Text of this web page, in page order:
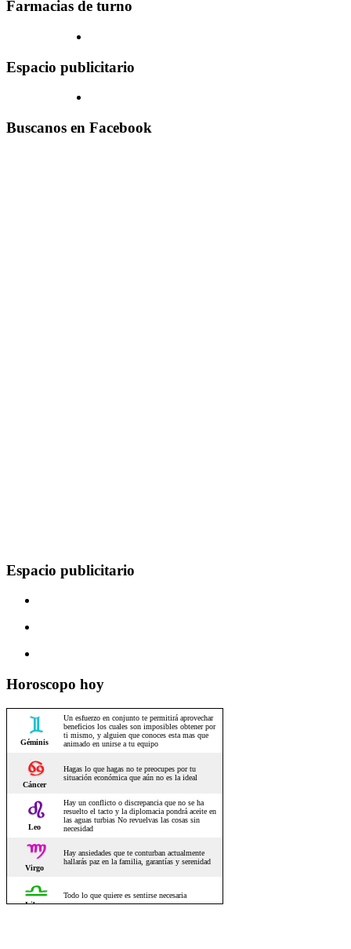
Farmacias de turno
Espacio publicitario
Buscanos en Facebook
Espacio publicitario
Horoscopo hoy